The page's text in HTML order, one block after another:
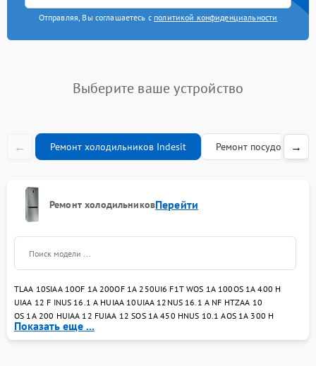
Ремонт/замена датчика
температуры
650 рублей
Отправляя, Вы соглашаетесь с политикой конфиденциальности
Выберите ваше устройство
← Ремонт холодильников Indesit Ремонт →
Ремонт холодильниковПерейти
TLAA 10SIAA 10OF 1A 200OF 1A 250UI6 F1T WOS 1A 100OS 1A 400 H
UIAA 12 F INUS 16.1 A HUIAA 10 UIAA 12 NUS 16.1 A NF HTZAA 10
OS 1A 200 HUIAA 12 FUIAA 12 SOS 1A 450 HNUS 10.1 AOS 1A 300 H
Показать еще ...